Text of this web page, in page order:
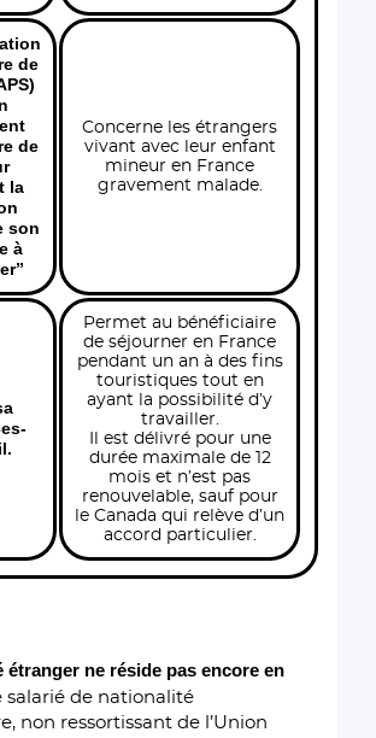
de
de
la
son
à
Concerne les étrangers
vivant avec leur enfant
mineur en France
gravement malade.
Permet au bénéficiaire
de séjourner en France
pendant un an à des fins
touristiques tout en
ayant la possibilité d’y
travailler.
Il est délivré pour une
durée maximale de 12
mois et n’est pas
renouvelable, sauf pour
le Canada qui relève d’un
accord particulier.
étranger ne réside pas encore en
salarié de nationalité
non ressortissant de l’Union